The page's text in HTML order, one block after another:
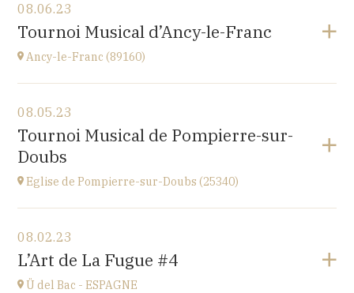
église Saint-Martin,
place St Martin, 25110 Baume-les-Dames
at20H00
08.06.23
Tournoi Musical d’Ancy-le-Franc
Ancy-le-Franc (89160)
Ancy-le-Franc (89160)
Le Château d’Ancy-le-Franc, 18 Place Clermont-
Tonnerre, 89160 Ancy-le-Franc
Go to site
08.05.23
Tournoi Musical de Pompierre-sur-
Doubs
Eglise de Pompierre-sur-Doubs (25340)
Eglise de Pompierre-sur-Doubs (25340)
3 chemin de l'église
at17H
08.02.23
L’Art de La Fugue #4
Ü del Bac - ESPAGNE